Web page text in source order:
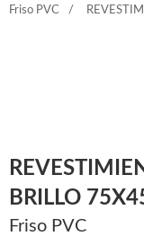
Friso PVC
BRILLO
Friso PVC